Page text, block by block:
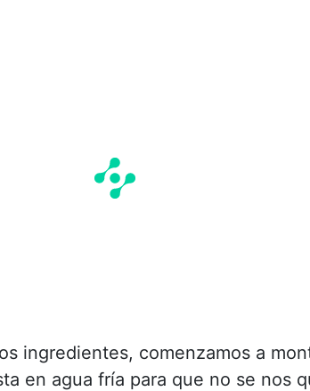
ingredientes, comenzamos a
en agua fría para que no se nos